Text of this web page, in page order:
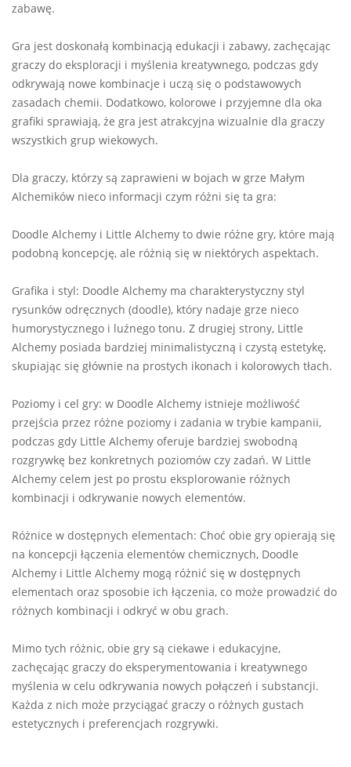
zabawę.
Gra jest doskonałą kombinacją edukacji i zabawy, zachęcając
graczy do eksploracji i myślenia kreatywnego, podczas gdy
odkrywają nowe kombinacje i uczą się o podstawowych
zasadach chemii. Dodatkowo, kolorowe i przyjemne dla oka
grafiki sprawiają, że gra jest atrakcyjna wizualnie dla graczy
wszystkich grup wiekowych.
Dla graczy, którzy są zaprawieni w bojach w grze Małym
Alchemików nieco informacji czym różni się ta gra:
Doodle Alchemy i Little Alchemy to dwie różne gry, które mają
podobną koncepcję, ale różnią się w niektórych aspektach.
Grafika i styl: Doodle Alchemy ma charakterystyczny styl
rysunków odręcznych (doodle), który nadaje grze nieco
humorystycznego i luźnego tonu. Z drugiej strony, Little
Alchemy posiada bardziej minimalistyczną i czystą estetykę,
skupiając się głównie na prostych ikonach i kolorowych tłach.
Poziomy i cel gry: w Doodle Alchemy istnieje możliwość
przejścia przez różne poziomy i zadania w trybie kampanii,
podczas gdy Little Alchemy oferuje bardziej swobodną
rozgrywkę bez konkretnych poziomów czy zadań. W Little
Alchemy celem jest po prostu eksplorowanie różnych
kombinacji i odkrywanie nowych elementów.
Różnice w dostępnych elementach: Choć obie gry opierają się
na koncepcji łączenia elementów chemicznych, Doodle
Alchemy i Little Alchemy mogą różnić się w dostępnych
elementach oraz sposobie ich łączenia, co może prowadzić do
różnych kombinacji i odkryć w obu grach.
Mimo tych różnic, obie gry są ciekawe i edukacyjne,
zachęcając graczy do eksperymentowania i kreatywnego
myślenia w celu odkrywania nowych połączeń i substancji.
Każda z nich może przyciągać graczy o różnych gustach
estetycznych i preferencjach rozgrywki.